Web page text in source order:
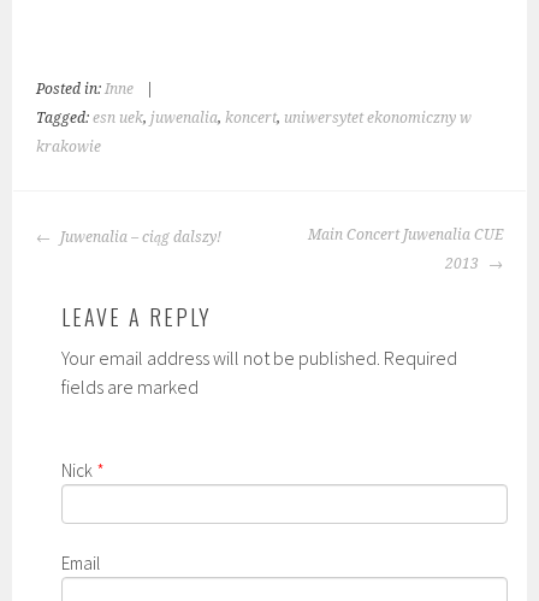
Posted in:Inne
Tagged:esn uek,juwenalia,koncert, uniwersytet ekonomiczny w
krakowie
POST
Juwenalia – ciąg dalszy!
Main Concert Juwenalia CUE
2013
LEAVE A REPLY
Your email address will not be published. Required
fields are marked
Nick *
Email